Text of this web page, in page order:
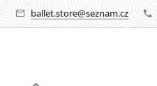
ballet.store@seznam.cz